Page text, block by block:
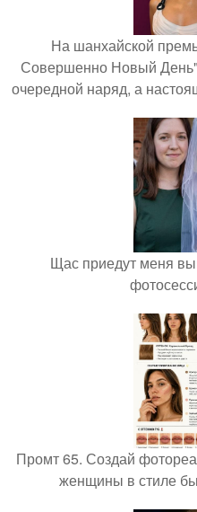
На шанхайской
Совершенно Новый
очередной наряд, а
Щас приедут меня
Промт 65. Создай
женщины в стиле